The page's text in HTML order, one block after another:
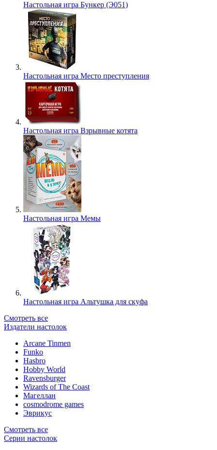
Настольная игра Бункер (Э051)
Настольная игра Место преступления
Настольная игра Взрывные котята
Настольная игра Мемы
Настольная игра Альтушка для скуфа
Смотреть все
Издатели настолок
Arcane Tinmen
Funko
Hasbro
Hobby World
Ravensburger
Wizards of The Coast
Магеллан
сosmodrome games
Эврикус
Смотреть все
Серии настолок